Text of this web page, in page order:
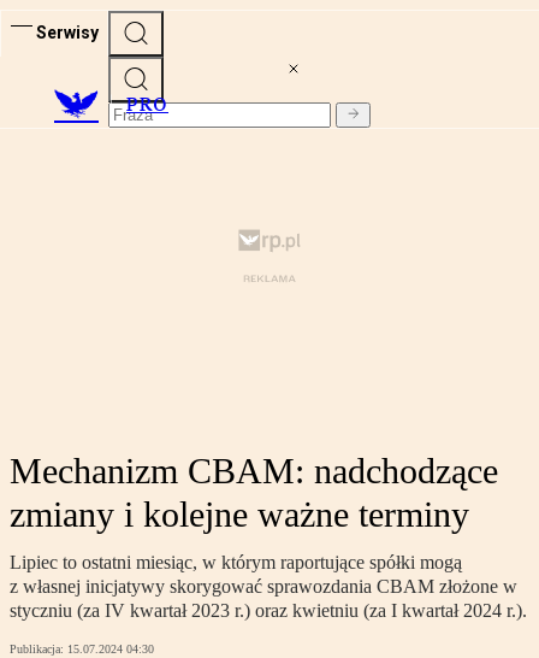
Serwisy
PRO
Mechanizm CBAM: nadchodzące
zmiany i kolejne ważne terminy
Lipiec to ostatni miesiąc, w którym raportujące spółki mogą
z własnej inicjatywy skorygować sprawozdania CBAM złożone w
styczniu (za IV kwartał 2023 r.) oraz kwietniu (za I kwartał 2024 r.).
Publikacja: 15.07.2024 04:30